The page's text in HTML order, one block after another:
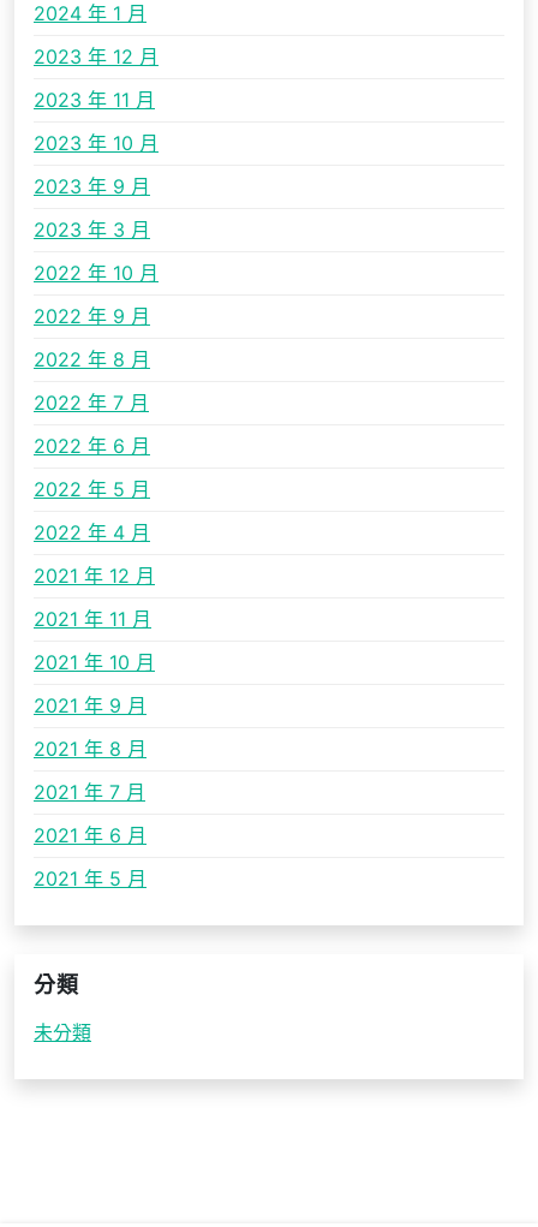
2024 年 1 月
2023 年 12 月
2023 年 11 月
2023 年 10 月
2023 年 9 月
2023 年 3 月
2022 年 10 月
2022 年 9 月
2022 年 8 月
2022 年 7 月
2022 年 6 月
2022 年 5 月
2022 年 4 月
2021 年 12 月
2021 年 11 月
2021 年 10 月
2021 年 9 月
2021 年 8 月
2021 年 7 月
2021 年 6 月
2021 年 5 月
分類
未分類